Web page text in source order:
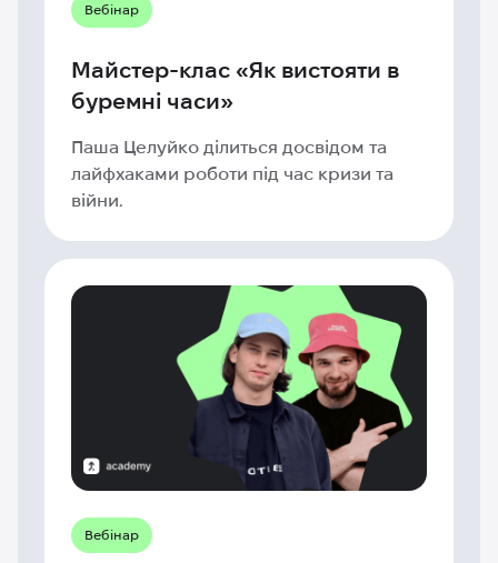
Вебінар
Майстер-клас «Як вистояти в
буремні часи»
Паша Целуйко ділиться досвідом та
лайфхаками роботи під час кризи та
війни.
Вебінар